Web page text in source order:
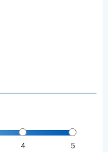
4
5